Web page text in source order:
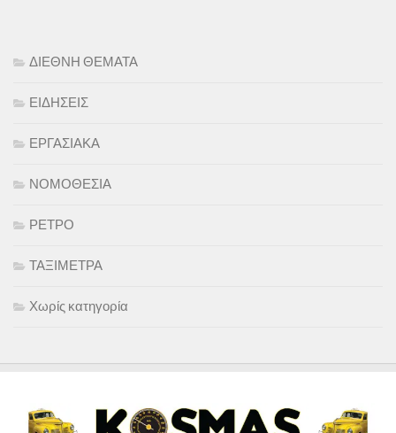
ΔΙΕΘΝΗ ΘΕΜΑΤΑ
ΕΙΔΗΣΕΙΣ
ΕΡΓΑΣΙΑΚΑ
ΝΟΜΟΘΕΣΙΑ
ΡΕΤΡΟ
ΤΑΞΙΜΕΤΡΑ
Χωρίς κατηγορία